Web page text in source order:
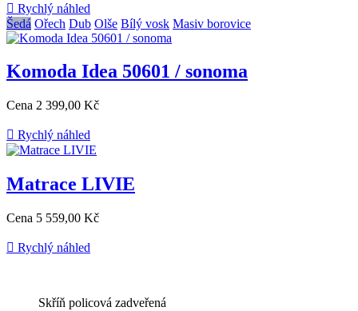
 Rychlý náhled
Šedá Ořech Dub Olše Bílý vosk Masiv borovice
Komoda Idea 50601 / sonoma
Cena 2 399,00 Kč
 Rychlý náhled
Matrace LIVIE
Cena 5 559,00 Kč
 Rychlý náhled
Skříň policová zadveřená